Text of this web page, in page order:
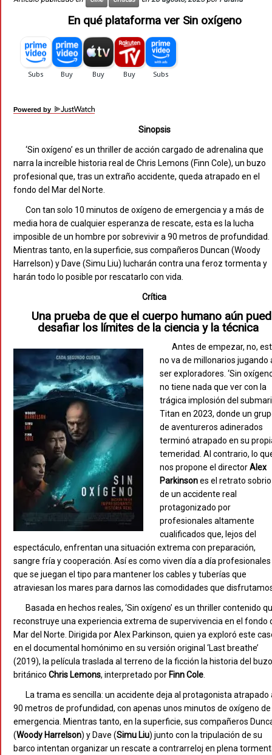
En qué plataforma ver Sin oxígeno
Powered by
Sinopsis
‘Sin oxígeno’ es un thriller de acción cargado de adrenalina que
narra la increíble historia real de Chris Lemons (Finn Cole), un buzo
profesional que, tras un extraño accidente, queda atrapado en el
fondo del Mar del Norte.
Con tan solo 10 minutos de oxígeno de emergencia y a más de
media hora de cualquier esperanza de rescate, esta es la lucha
imposible de un hombre por sobrevivir a 90 metros de profundidad.
Mientras tanto, en la superficie, sus compañeros Duncan (Woody
Harrelson) y Dave (Simu Liu) lucharán contra una feroz tormenta y
harán todo lo posible por rescatarlo con vida.
Crítica
Una prueba de que el cuerpo humano aún
desafiar los límites de la ciencia y la técnica
Antes de empezar, no,
no va de millonarios jugando
ser exploradores. ‘Sin
no tiene nada que ver con la
trágica implosión del
Titan en 2023, donde un
de aventureros adinerados
terminó atrapado en su
temeridad. Al contrario, lo
nos propone el directorAlex
Parkinsones el retrato sobrio
de un accidente real
protagonizado por
profesionales altamente
cualificados que, lejos del
espectáculo, enfrentan una situación extrema con preparación,
sangre fría y cooperación. Así es como viven día a día profesionales
que se juegan el tipo para mantener los cables y tuberías que
atraviesan los mares para darnos las comodidades que
Basada en hechos reales, ‘Sin oxígeno’ es un thriller contenido
reconstruye una experiencia extrema de supervivencia en el fondo
Mar del Norte. Dirigida por Alex Parkinson, quien ya exploró este
en el documental homónimo en su versión original ‘Last breathe’
(2019), la película traslada al terreno de la ficción la historia del buzo
británico Chris Lemons, interpretado por Finn Cole.
La trama es sencilla: un accidente deja al protagonista atrapado
90 metros de profundidad, con apenas unos minutos de oxígeno de
emergencia. Mientras tanto, en la superficie, sus compañeros
(Woody Harrelson) y Dave (Simu Liu) junto con la tripulación de su
barco intentan organizar un rescate a contrarreloj en plena